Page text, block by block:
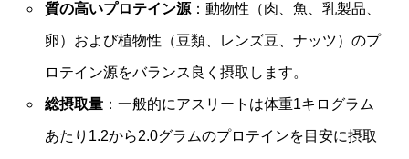
質の高いプロテイン源：動物性（肉、魚、乳製品、
卵）および植物性（豆類、レンズ豆、ナッツ）のプ
ロテイン源をバランス良く摂取します。
総摂取量：一般的にアスリートは体重1キログラム
あたり1.2から2.0グラムのプロテインを目安に摂取